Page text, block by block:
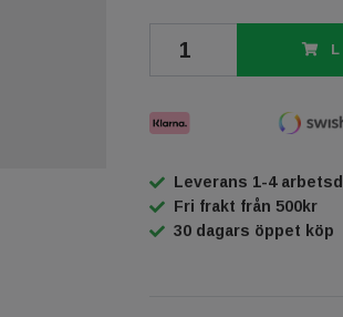
Leverans 1-4
Fri frakt från 500kr
30 dagars öppet köp